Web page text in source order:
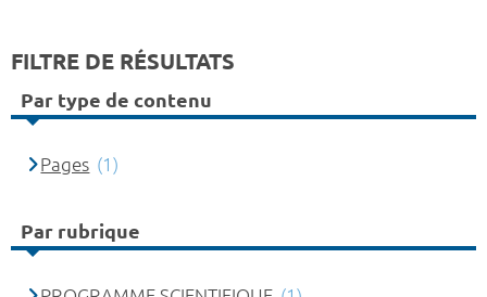
FILTRE DE RÉSULTATS
Par type de contenu
Pages (1)
Par rubrique